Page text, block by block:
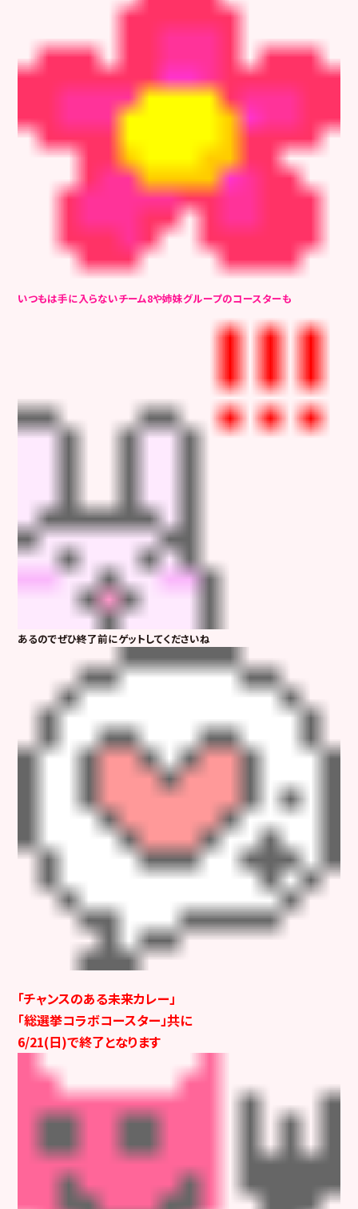
いつもは手に入らないチーム8や姉妹グループのコースターも
あるのでぜひ終了前にゲットしてくださいね
「チャンスのある未来カレー」
「総選挙コラボコースター」共に
6/21(日)で終了となります